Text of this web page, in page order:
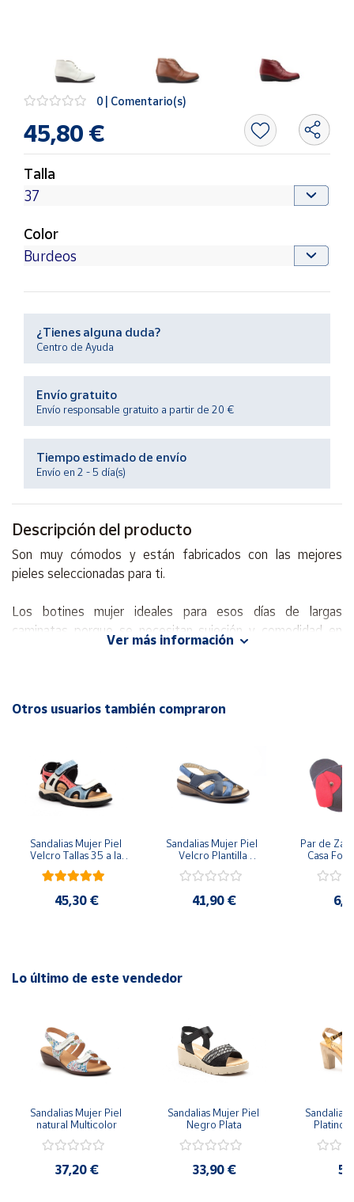
novedades
Market
Productos
Centro
Contacto
Vendedores
vendedores
Hazte
vendedor
vendedor
Cuenta
Área
Baleares
Melilla
0 | Comentario(s)
45,80 €
Talla
Color
¿Tienes alguna duda?
Centro de Ayuda
Envío gratuito
Envío responsable gratuito a partir de 20 €
Tiempo estimado de envío
Envío en 2 - 5 día(s)
Descripción del producto
Son muy cómodos y están fabricados con las mejores
pieles seleccionadas para ti.
Los botines mujer ideales para esos días de largas
caminatas porque se necesitan sujeción y comodidad en
de mujer en piel.
cremallera interior y cordoneras elásticas, muy cómodos.
BOTINES PIEL HECHOS EN ESPAÑA 100%. ZAPATOS
Ver más información
Otros usuarios también compraron
Sandalias Mujer Piel
Velcro Tallas 35 a la
41
45,30 €
Sandalias Mujer Piel
Velcro Plantilla
Extraíble Tallas 35 a la
42
41,90 €
Par de
Casa
Perrito
Unisex
Lo último de este vendedor
Sandalias Mujer Piel
natural Multicolor
37,20 €
Sandalias Mujer Piel
Negro Plata
33,90 €
Sandalias
Platino
Tacón